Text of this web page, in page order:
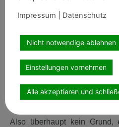
wünschenswert gewesen,
„Das war ja noch eine sehr
ersten Mal bei der
entscheidenden Moment auch
Also überhaupt kein Grund,
Impressum
Datenschutz
Nicht notwendige ablehnen
Einstellungen vornehmen
Alle akzeptieren und